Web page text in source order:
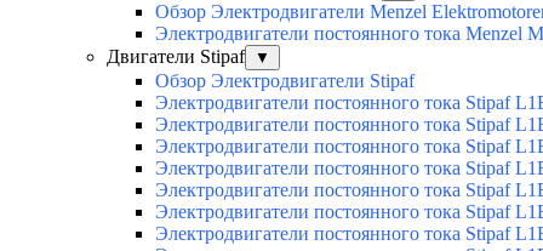
Обзор Электродвигатели Menzel
Электродвигатели постоянного тока Menzel
Двигатели Stipaf
▼
Обзор Электродвигатели Stipaf
Электродвигатели постоянного тока Stipaf
Электродвигатели постоянного тока Stipaf
Электродвигатели постоянного тока Stipaf
Электродвигатели постоянного тока Stipaf
Электродвигатели постоянного тока Stipaf
Электродвигатели постоянного тока Stipaf
Электродвигатели постоянного тока Stipaf